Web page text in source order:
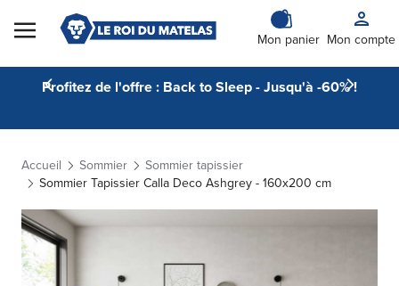
Skip to Content
Mon panier Mon compte
Profitez de l'offre : Back to Sleep - Jusqu'à -60% !
Accueil Sommier
Sommier tapissier
Sommier Tapissier Calla Deco Ashgrey - 160x200 cm